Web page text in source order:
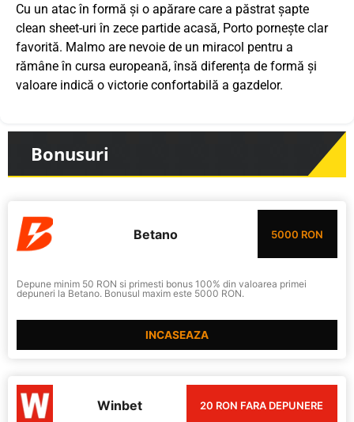
Cu un atac în formă și o apărare care a păstrat șapte
clean sheet-uri în zece partide acasă, Porto pornește clar
favorită. Malmo are nevoie de un miracol pentru a
rămâne în cursa europeană, însă diferența de formă și
valoare indică o victorie confortabilă a gazdelor.
Bonusuri
Betano 5000 RON
Depune minim 50 RON si primesti bonus 100% din valoarea primei
depuneri la Betano. Bonusul maxim este 5000 RON.
INCASEAZA
Winbet 20 RON FARA DEPUNERE